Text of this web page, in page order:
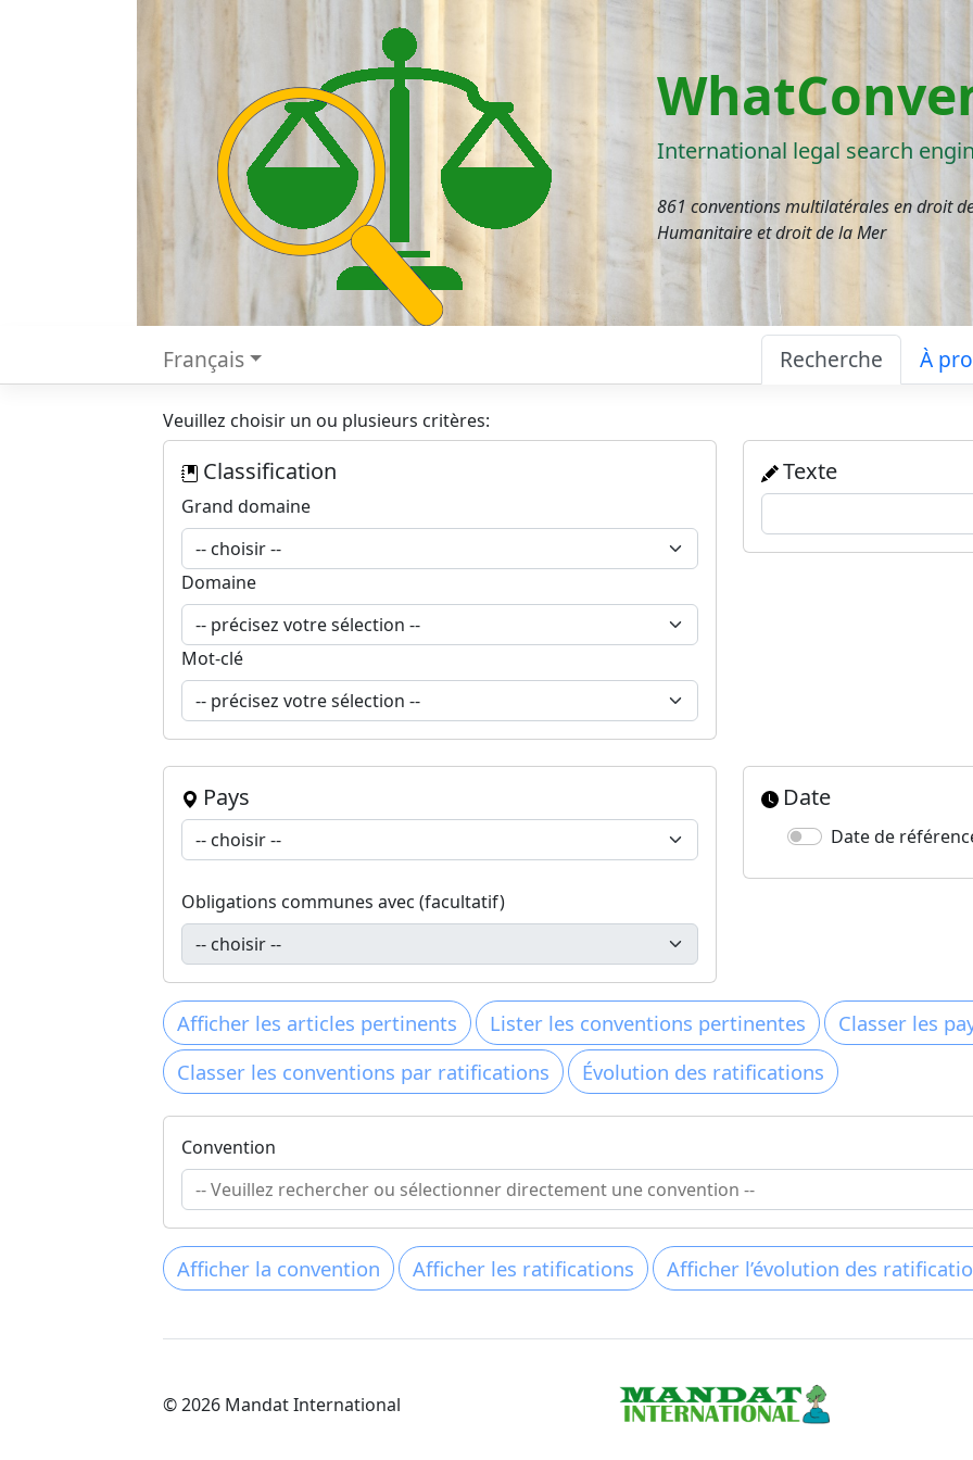
International legal search
861 conventions multilatérales en droit
Humanitaire et droit de la Mer
Français Recherche À
Veuillez choisir un ou plusieurs critères:
Classification
Grand domaine
Domaine
Mot-clé
Texte
Pays
Obligations communes avec (facultatif)
Date
Date de
Convention
© 2026 Mandat International